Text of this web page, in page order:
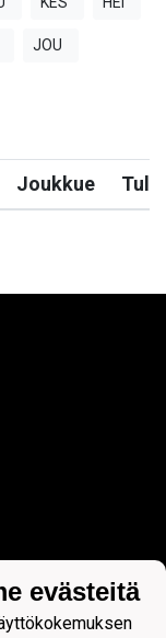
JOU
Joukkue
evästeitä